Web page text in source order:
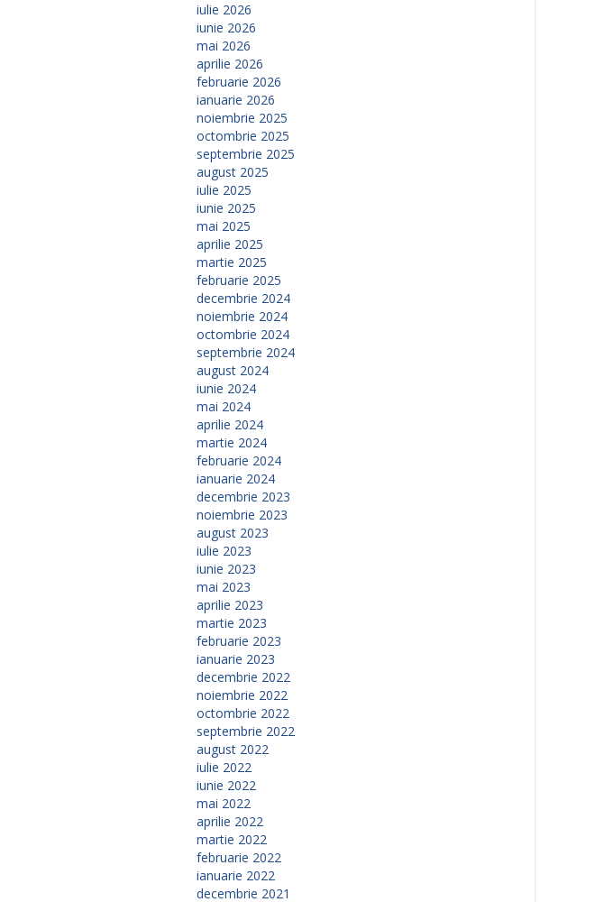
iulie 2026
iunie 2026
mai 2026
aprilie 2026
februarie 2026
ianuarie 2026
noiembrie 2025
octombrie 2025
septembrie 2025
august 2025
iulie 2025
iunie 2025
mai 2025
aprilie 2025
martie 2025
februarie 2025
decembrie 2024
noiembrie 2024
octombrie 2024
septembrie 2024
august 2024
iunie 2024
mai 2024
aprilie 2024
martie 2024
februarie 2024
ianuarie 2024
decembrie 2023
noiembrie 2023
august 2023
iulie 2023
iunie 2023
mai 2023
aprilie 2023
martie 2023
februarie 2023
ianuarie 2023
decembrie 2022
noiembrie 2022
octombrie 2022
septembrie 2022
august 2022
iulie 2022
iunie 2022
mai 2022
aprilie 2022
martie 2022
februarie 2022
ianuarie 2022
decembrie 2021